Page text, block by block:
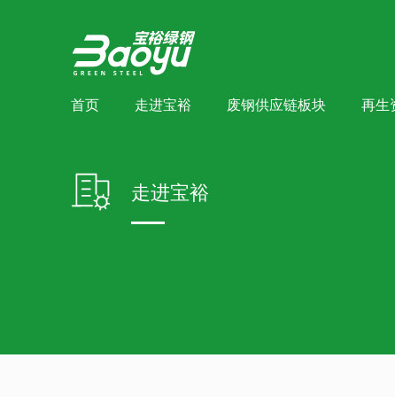
首页 走进宝裕 废钢供应链板块 再生
走进宝裕